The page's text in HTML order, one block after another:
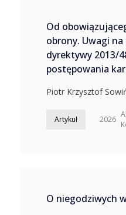
Od
obrony. Uwagi
dyrektywy 2013/
postępowania
Piotr Krzysztof
Artykuł 2026
O niegodziwych